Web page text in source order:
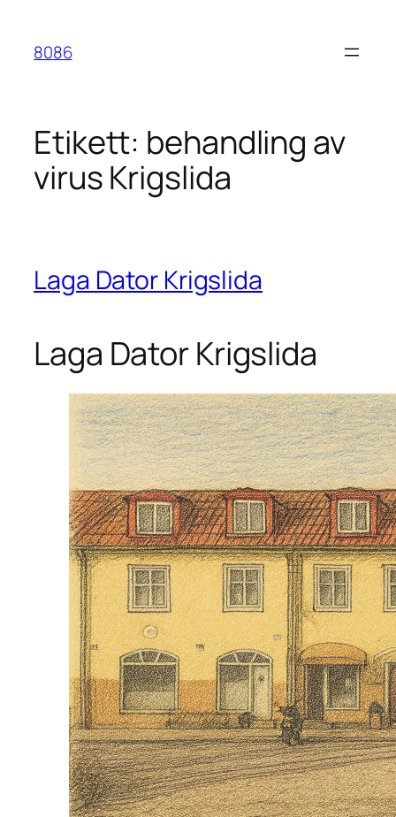
innehåll
8086
Etikett: behandling av
virus Krigslida
Laga Dator Krigslida
Laga Dator Krigslida